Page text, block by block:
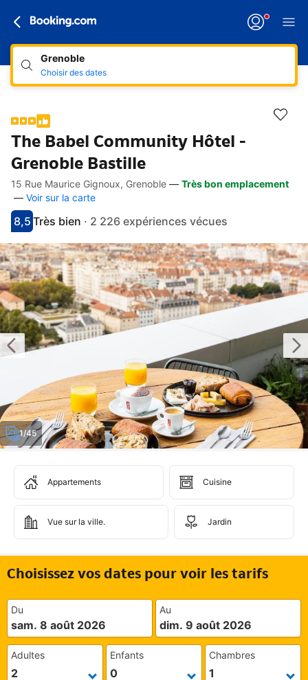
Grenoble
Choisir des dates
The Babel Community Hôtel -
Grenoble Bastille
Accès rapides
Aller à la description
Aller aux équipements
Aller aux hébergements
Aller aux conditions
15 Rue Maurice Gignoux, Grenoble — Très bon emplacement
— Voir sur la carte
Avec une note de 8.5
8,5
très bienTrès bien · 2 226 expériences vécues
1/45
Appartements Cuisine
Vue sur la ville. Jardin
Choisissez vos dates pour voir les tarifs
Du
sam. 8 août 2026
Au
dim. 9 août 2026
Adultes Enfants Chambres